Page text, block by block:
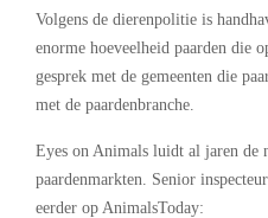
Volgens de dierenpolitie is
enorme hoeveelheid paarden die
gesprek met de gemeenten die
met de paardenbranche.
Eyes on Animals luidt al jaren de
paardenmarkten. Senior
eerder op AnimalsToday: